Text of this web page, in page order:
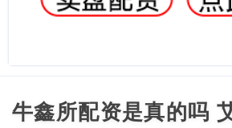
牛鑫所配资是真的吗